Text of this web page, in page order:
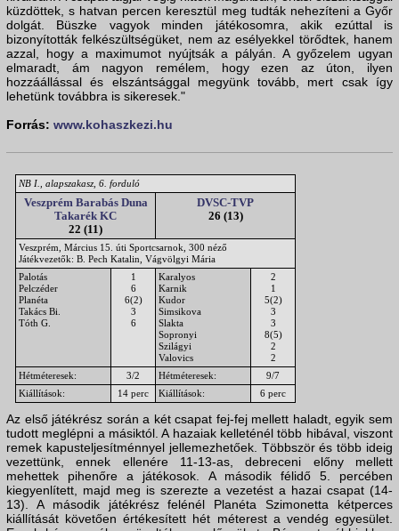
küzdöttek, s hatvan percen keresztül meg tudták nehezíteni a Győr
dolgát. Büszke vagyok minden játékosomra, akik ezúttal is
bizonyították felkészültségüket, nem az esélyekkel törődtek, hanem
azzal, hogy a maximumot nyújtsák a pályán. A győzelem ugyan
elmaradt, ám nagyon remélem, hogy ezen az úton, ilyen
hozzáállással és elszántsággal megyünk tovább, mert csak így
lehetünk továbbra is sikeresek."
Forrás: www.kohaszkezi.hu
NB I., alapszakasz, 6. forduló
Veszprém Barabás Duna
Takarék KC
22 (11)
DVSC-TVP
26 (13)
Veszprém, Március 15. úti Sportcsarnok, 300 néző
Játékvezetők: B. Pech Katalin, Vágvölgyi Mária
Palotás
Pelczéder
Planéta
Takács Bi.
Tóth G.
1
6
6(2)
3
6
Karalyos
Karnik
Kudor
Simsikova
Slakta
Sopronyi
Szilágyi
Valovics
2
1
5(2)
3
3
8(5)
2
2
Hétméteresek:
3/2 Hétméteresek:
9/7
Kiállítások:
14 perc Kiállítások: 6 perc
Az első játékrész során a két csapat fej-fej mellett haladt, egyik sem
tudott meglépni a másiktól. A hazaiak kelleténél több hibával, viszont
remek kapusteljesítménnyel jellemezhetőek. Többször és több ideig
vezettünk, ennek ellenére 11-13-as, debreceni előny mellett
mehettek pihenőre a játékosok. A második félidő 5. percében
kiegyenlített, majd meg is szerezte a vezetést a hazai csapat (14-
13). A második játékrész felénél Planéta Szimonetta kétperces
kiállítását követően értékesített hét méterest a vendég egyesület.